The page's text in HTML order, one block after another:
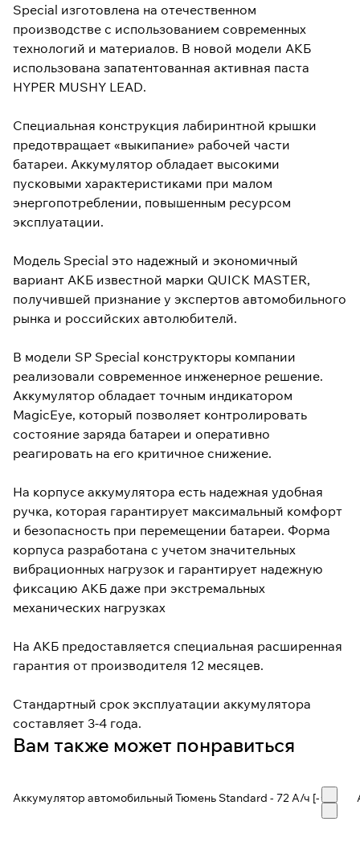
Special изготовлена на отечественном
производстве с использованием современных
технологий и материалов. В новой модели АКБ
использована запатентованная активная паста
HYPER MUSHY LEAD.
Специальная конструкция лабиринтной крышки
предотвращает «выкипание» рабочей части
батареи. Аккумулятор обладает высокими
пусковыми характеристиками при малом
энергопотреблении, повышенным ресурсом
эксплуатации.
Модель Special это надежный и экономичный
вариант АКБ известной марки QUICK MASTER,
получившей признание у экспертов автомобильного
рынка и российских автолюбителй.
В модели SP Special конструкторы компании
реализовали современное инженерное решение.
Аккумулятор обладает точным индикатором
MagicEye, который позволяет контролировать
состояние заряда батареи и оперативно
реагировать на его критичное снижение.
На корпусе аккумулятора есть надежная удобная
ручка, которая гарантирует максимальный комфорт
и безопасность при перемещении батареи. Форма
корпуса разработана с учетом значительных
вибрационных нагрузок и гарантирует надежную
фиксацию АКБ даже при экстремальных
механических нагрузках
На АКБ предоставляется специальная расширенная
гарантия от производителя 12 месяцев.
Стандартный срок эксплуатации аккумулятора
составляет 3-4 года.
Вам также может понравиться
Аккумулятор автомобильный Тюмень Standard - 72 А/ч [-+]